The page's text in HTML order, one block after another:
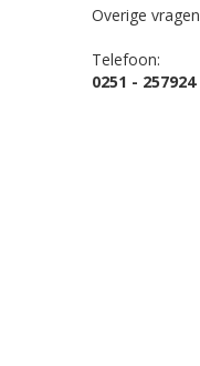
Overige vragen
Telefoon:
0251 - 257924